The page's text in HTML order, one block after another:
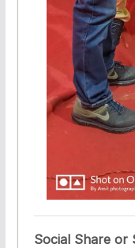
Social Share or